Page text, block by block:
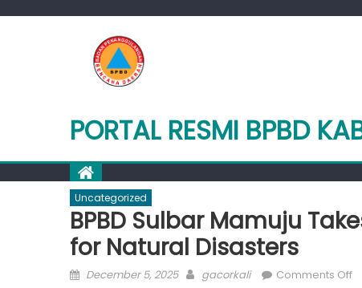
PORTAL RESMI BPBD
Uncategorized
BPBD Sulbar Mamuju
for Natural Disasters
Posted
December 5, 2025 Author
gacorkali Comments Offon